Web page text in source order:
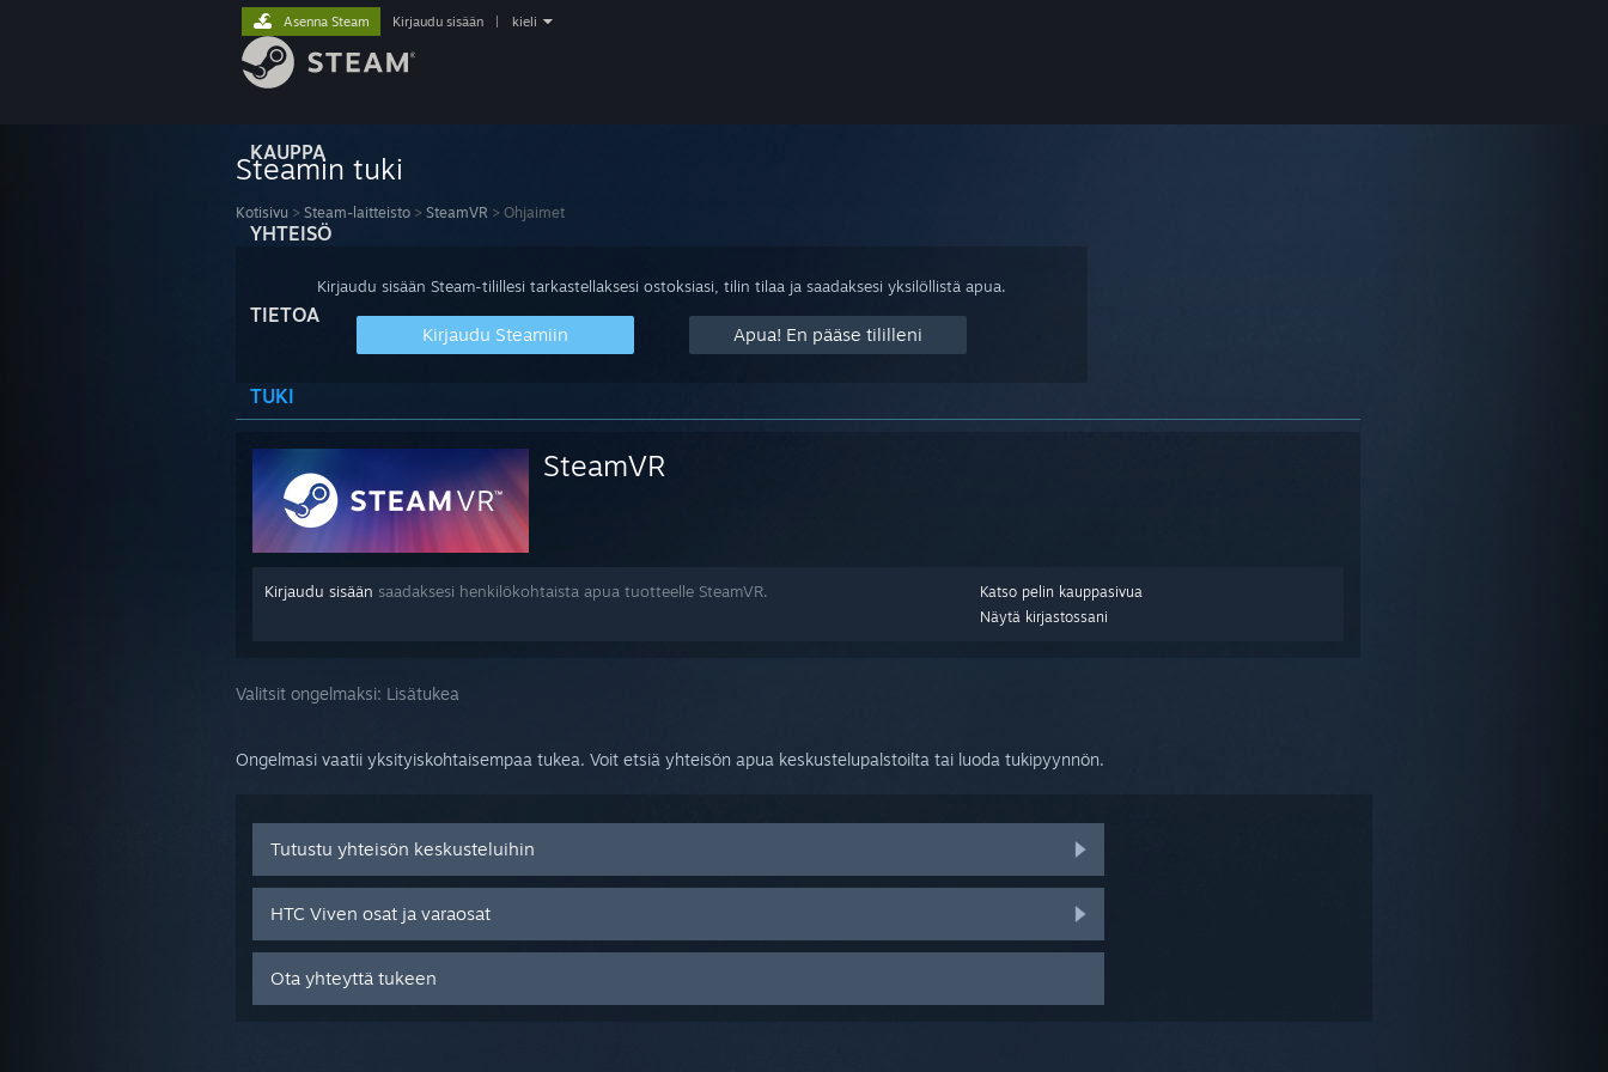
KAUPPA
YHTEISÖ
TIETOA
TUKI
Asenna Steam Kirjaudu sisään kieli
Steamin tuki
Kotisivu > Steam-laitteisto > SteamVR > Ohjaimet
Kirjaudu sisään Steam-tilillesi tarkastellaksesi ostoksiasi, tilin tilaa ja saadaksesi yksilöllistä apua.
Kirjaudu Steamiin Apua! En pääse tililleni
SteamVR
Katso pelin kauppasivua
Näytä kirjastossani
Kirjaudu sisään saadaksesi henkilökohtaista apua tuotteelle SteamVR.
Valitsit ongelmaksi: Lisätukea
Ongelmasi vaatii yksityiskohtaisempaa tukea. Voit etsiä yhteisön apua keskustelupalstoilta tai luoda tukipyynnön.
Tutustu yhteisön keskusteluihin
HTC Viven osat ja varaosat
Ota yhteyttä tukeen